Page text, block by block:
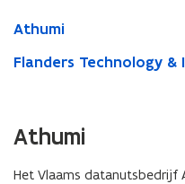
Athumi
Flanders Technology &
Athumi
Het Vlaams datanutsbedrijf